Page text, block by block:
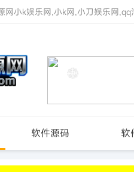
网小k娱乐网,小k网,小刀娱乐网
软件源码 软